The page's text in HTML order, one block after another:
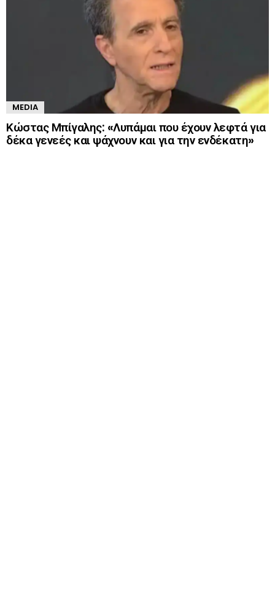
MEDIA
Κώστας Μπίγαλης: «Λυπάμαι που έχουν λεφτά για
δέκα γενεές και ψάχνουν και για την ενδέκατη»